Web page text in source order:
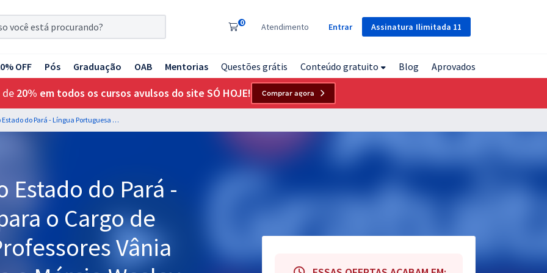
Assinatura Ilimitada 11
0 Atendimento Entrar
OFF Pós Graduação OAB Mentorias Questões grátis Conteúdo gratuito Blog Aprovados
de 20% em todos os cursos avulsos do site SÓ HOJE! Comprar agora
BANPARÁ - Banco do Estado do Pará - Língua Portuguesa para o Cargo de Técnico Bancário - Professores Vânia Araújo, Elias Santana e Márcio Wesley
Estado do Pará -
o Cargo de
Vânia